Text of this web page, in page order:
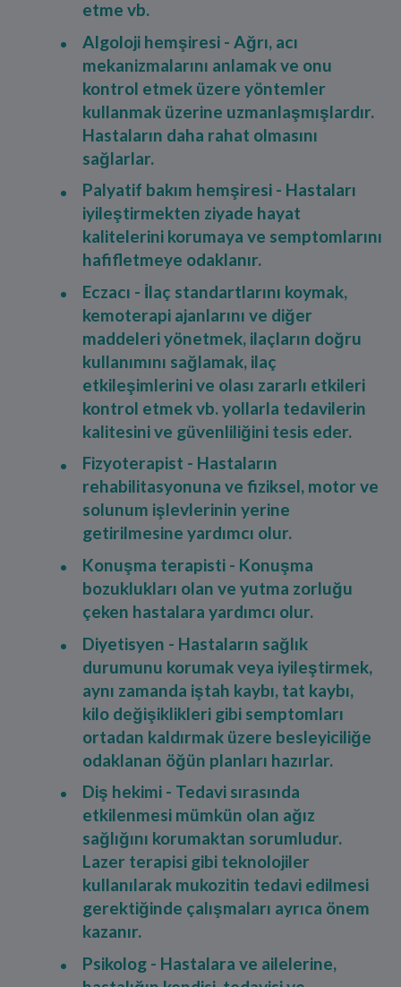
etme vb.
Algoloji hemşiresi - Ağrı, acı
mekanizmalarını anlamak ve onu
kontrol etmek üzere yöntemler
kullanmak üzerine uzmanlaşmışlardır.
Hastaların daha rahat olmasını
sağlarlar.
Palyatif bakım hemşiresi - Hastaları
iyileştirmekten ziyade hayat
kalitelerini korumaya ve semptomlarını
hafifletmeye odaklanır.
Eczacı - İlaç standartlarını koymak,
kemoterapi ajanlarını ve diğer
maddeleri yönetmek, ilaçların doğru
kullanımını sağlamak, ilaç
etkileşimlerini ve olası zararlı etkileri
kontrol etmek vb. yollarla tedavilerin
kalitesini ve güvenliliğini tesis eder.
Fizyoterapist - Hastaların
rehabilitasyonuna ve fiziksel, motor ve
solunum işlevlerinin yerine
getirilmesine yardımcı olur.
Konuşma terapisti - Konuşma
bozuklukları olan ve yutma zorluğu
çeken hastalara yardımcı olur.
Diyetisyen - Hastaların sağlık
durumunu korumak veya iyileştirmek,
aynı zamanda iştah kaybı, tat kaybı,
kilo değişiklikleri gibi semptomları
ortadan kaldırmak üzere besleyiciliğe
odaklanan öğün planları hazırlar.
Diş hekimi - Tedavi sırasında
etkilenmesi mümkün olan ağız
sağlığını korumaktan sorumludur.
Lazer terapisi gibi teknolojiler
kullanılarak mukozitin tedavi edilmesi
gerektiğinde çalışmaları ayrıca önem
kazanır.
Psikolog - Hastalara ve ailelerine,